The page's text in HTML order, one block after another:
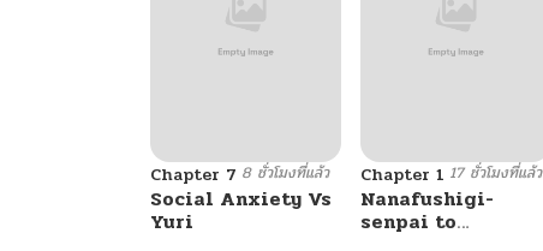
Chapter 7 8 ชั่วโมงที่แล้ว
Social Anxiety Vs
Yuri
Chapter 1 17 ชั่วโมงที่แล้ว
Nanafushigi-
senpai to